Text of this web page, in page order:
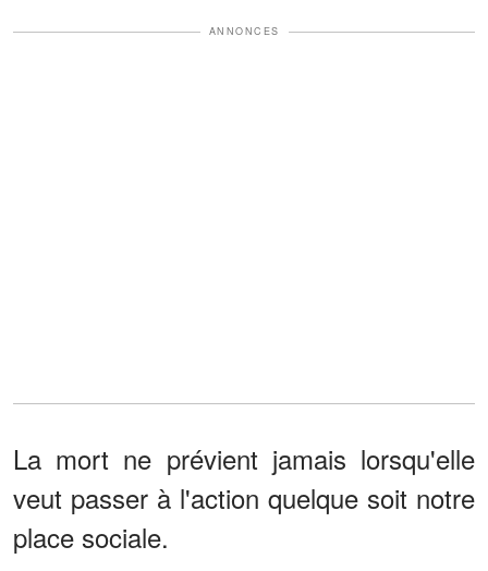
ANNONCES
La mort ne prévient jamais lorsqu'elle
veut passer à l'action quelque soit notre
place sociale.